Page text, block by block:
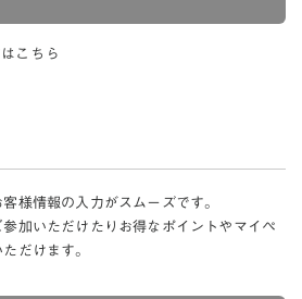
こちら
様情報の入力がスムーズです。
加いただけたりお得なポイントやマイペ
だけます。